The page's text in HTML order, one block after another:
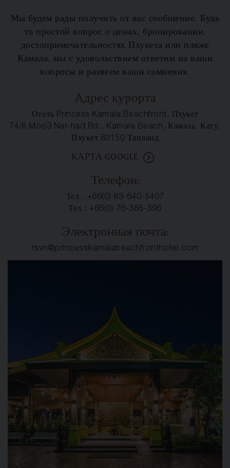
Мы будем рады получить от вас сообщение. Будь
то простой вопрос о ценах, бронировании,
достопримечательностях Пхукета или пляже
Камала, мы с удовольствием ответим на ваши
вопросы и развеем ваши сомнения.
Адрес курорта
Отель Princess Kamala Beachfront, Пхукет
74/8 Moo3 Nar-had Rd., Kamala Beach, Камала, Кату,
Пхукет 83150 Таиланд
КАРТА GOOGLE
Телефон:
Тел.: +66(0) 83-640-5407
Тел.: +66(0) 76-385-396
Электронная почта:
rsvn@princesskamalabeachfronthotel.com